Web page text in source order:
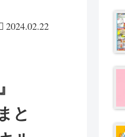
2024.02.22
と